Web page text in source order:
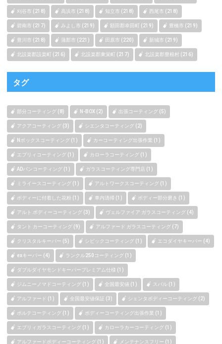
刈谷市 (218) 高浜市 (218) 知立市 (218) 西尾市 (218)
碧南市 (217) みよし市 (219) 額田郡幸田町 (219) 豊橋市 (219)
豊川市 (218) 蒲郡市 (221) 田原市 (220) 新城市 (219)
北設楽郡設楽町 (216) 北設楽郡東栄町 (217) 北設楽郡豊根村 (216)
タグ
部分コーティング (8) N-BOX (2) 出張コーティング (5)
アクアコーティング (3) シエンタコーティング (2)
Nボックスコーティング (1) カーコーティング出張作業 (1)
エブリィコーティング (1) カローラコーティング (1)
ADバンコーティング (1) ガラスコーティング専門店 (1)
ミライースコーティング (1) アルトワークスコーティング (1)
ボディーに付着した花粉 (1) 車内清掃 (1) ボディー部分磨き (1)
アルト ボディーコーティング (3) ヴェルファイア ガラスコーティング (4)
タント カーコーティング (9) アルファード ガラスコーティング (7)
クリスタルキーパー (5) シビックコーティング (1) エコダイヤキーパー (4)
exキーパー (4) ランクル250コーティング (1)
ダブルダイヤモンドキーパープレミアム仕様 (1)
ジムニーノマドコーティング (1) 全国最安値 (1) スバル (1)
アルファード (1) 全国最安値保証 (3) シェンタボディーコーティング (2)
ポルテコーティング (1) ボディーコーティング出張作業 (1)
エブリィガラスコーティング (1) カローラカーコーティング (1)
アルファードボディーコーティング (1) メンテナンスフリー (1)